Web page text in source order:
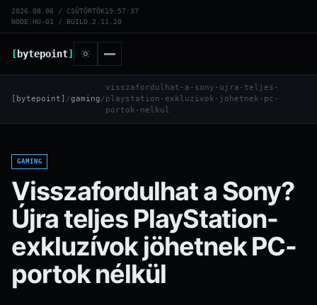
2026.08.06 / CSÜTÖRTÖK19:57:38
NODE.HU-01 / BUILD.2.11.20
[bytepoint]
[bytepoint] /gaming/
visszafordulhat-a-sony-ujra-teljes-
playstation-exkluzivok-johetnek-pc-
portok-nelkul
GAMING
Visszafordulhat a Sony?
Újra teljes PlayStation-
exkluzívok jöhetnek PC-
portok nélkül